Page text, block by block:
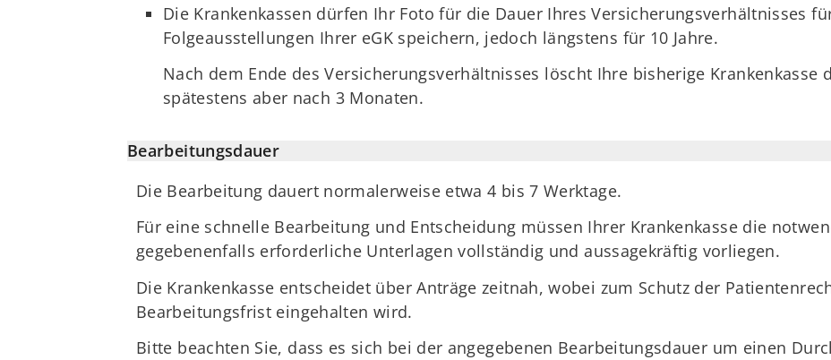
Die Krankenkassen dürfen Ihr Foto für die Dauer Ihres Versicherungsverhältnisses
Folgeausstellungen Ihrer eGK speichern, jedoch längstens für 10 Jahre.
Nach dem Ende des Versicherungsverhältnisses löscht Ihre bisherige Krankenkasse
spätestens aber nach 3 Monaten.
Bearbeitungsdauer
Die Bearbeitung dauert normalerweise etwa 4 bis 7 Werktage.
Für eine schnelle Bearbeitung und Entscheidung müssen Ihrer Krankenkasse die
gegebenenfalls erforderliche Unterlagen vollständig und aussagekräftig vorliegen.
Die Krankenkasse entscheidet über Anträge zeitnah, wobei zum Schutz der
Bearbeitungsfrist eingehalten wird.
Bitte beachten Sie, dass es sich bei der angegebenen Bearbeitungsdauer um einen